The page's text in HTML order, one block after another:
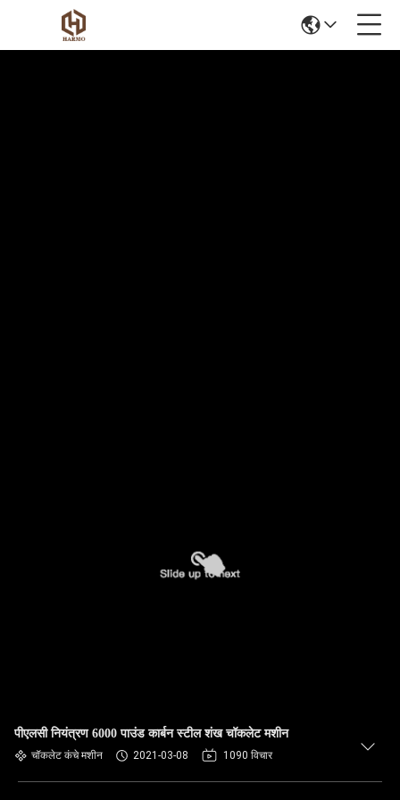
पीएलसी नियंत्रण 6000 पाउंड कार्बन स्टील शंख चॉकलेट मशीन
चॉकलेट कंचे मशीन 2021-03-08 1090 विचार